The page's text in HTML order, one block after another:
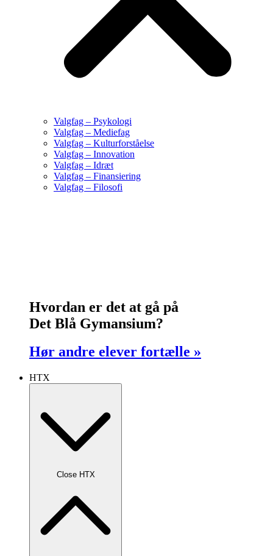
Valgfag – Psykologi
Valgfag – Mediefag
Valgfag – Kulturforståelse
Valgfag – Innovation
Valgfag – Idræt
Valgfag – Finansiering
Valgfag – Filosofi
Hvordan er det at gå på
Det Blå Gymansium?
Hør andre elever fortælle »
HTX
Close HTX